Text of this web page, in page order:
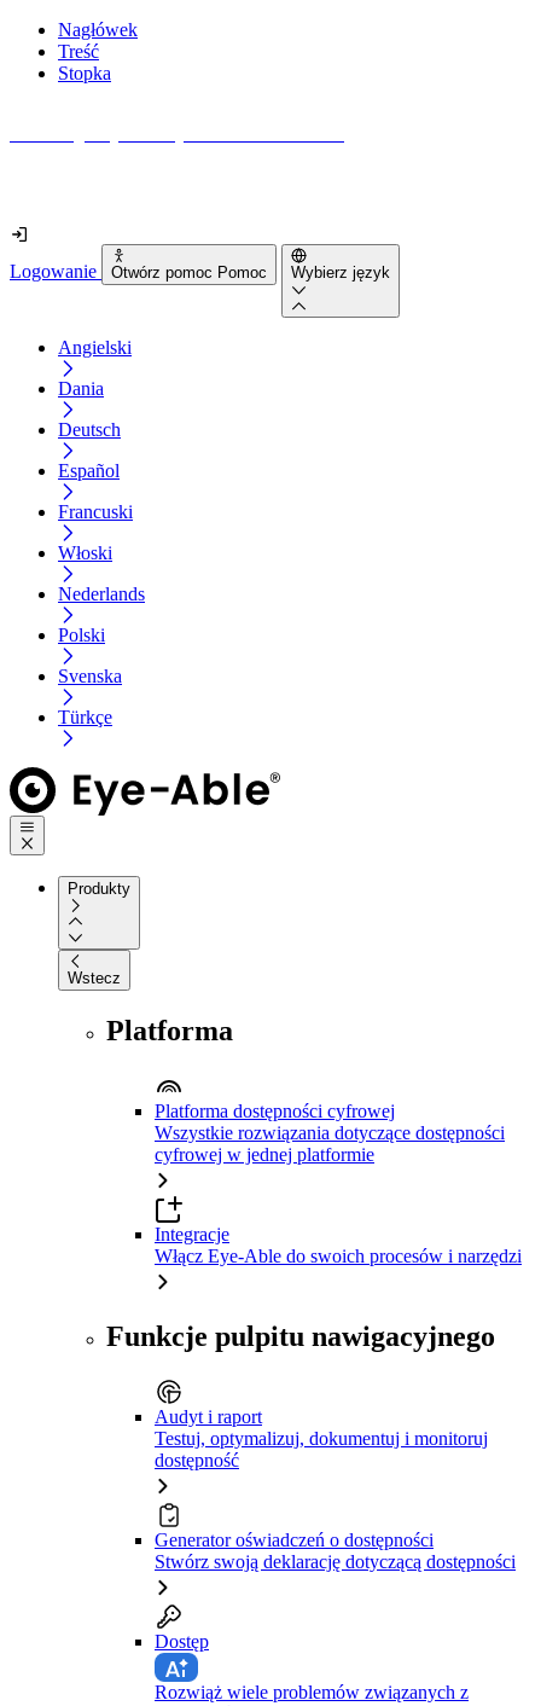
Nagłówek
Treść
Stopka
Logowanie Otwórz pomoc Pomoc Wybierz język
Angielski
Dania
Deutsch
Español
Francuski
Włoski
Nederlands
Polski
Svenska
Türkçe
Produkty
Wstecz
Platforma
Platforma dostępności cyfrowej
Wszystkie rozwiązania dotyczące dostępności
cyfrowej w jednej platformie
Integracje
Włącz Eye-Able do swoich procesów i narzędzi
Funkcje pulpitu nawigacyjnego
Audyt i raport
Testuj, optymalizuj, dokumentuj i monitoruj
dostępność
Generator oświadczeń o dostępności
Stwórz swoją deklarację dotyczącą dostępności
Dostęp
Rozwiąż wiele problemów związanych z